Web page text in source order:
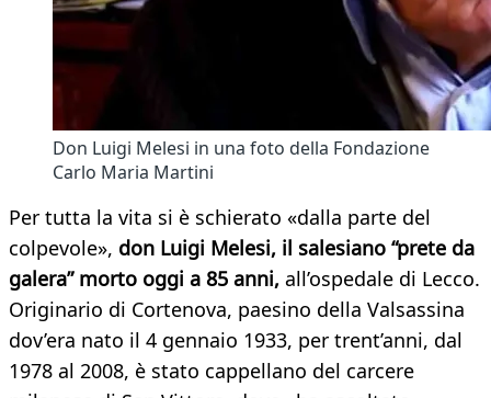
Don Luigi Melesi in una foto della Fondazione
Carlo Maria Martini
Per tutta la vita si è schierato «dalla parte del
colpevole», don Luigi Melesi, il salesiano “prete da
galera” morto oggi a 85 anni, all’ospedale di Lecco.
Originario di Cortenova, paesino della Valsassina
dov’era nato il 4 gennaio 1933, per trent’anni, dal
1978 al 2008, è stato cappellano del carcere